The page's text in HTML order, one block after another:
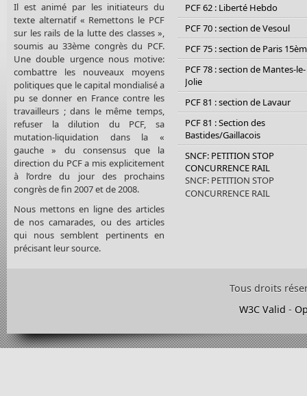
Il est animé par les initiateurs du
texte alternatif « Remettons le PCF
sur les rails de la lutte des classes »,
soumis au 33ème congrès du PCF.
Une double urgence nous motive:
combattre les nouveaux moyens
politiques que le capital mondialisé a
pu se donner en France contre les
travailleurs ; dans le même temps,
refuser la dilution du PCF, sa
mutation-liquidation dans la «
gauche » du consensus que la
direction du PCF a mis explicitement
à l’ordre du jour des prochains
congrès de fin 2007 et de 2008.
Nous mettons en ligne des articles
de nos camarades, ou des articles
qui nous semblent pertinents en
précisant leur source.
PCF 62 : Liberté Hebdo
PCF 70 : section de Vesoul
PCF 75 : section de Paris
PCF 78 : section de Mantes-le-
Jolie
PCF 81 : section de Lavaur
PCF 81 : Section des
Bastides/Gaillacois
SNCF: PETITION STOP
CONCURRENCE RAIL
SNCF: PETITION STOP
CONCURRENCE RAIL
Tous droits
W3C Valid -